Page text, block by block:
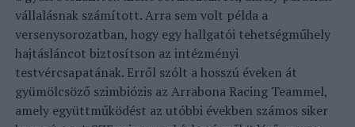
vállalásnak számított. Arra sem volt példa a
versenysorozatban, hogy egy hallgatói tehetségműhely
hajtásláncot biztosítson az intézményi
testvércsapatának. Erről szólt a hosszú éveken át
gyümölcsöző szimbiózis az Arrabona Racing Teammel,
amely együttműködést az utóbbi években számos siker